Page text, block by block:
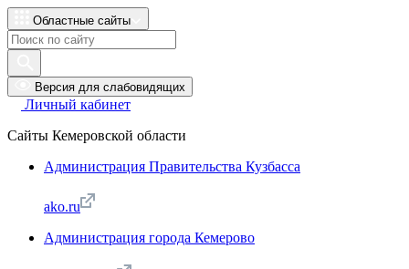
Областные сайты
Версия для слабовидящих
Личный кабинет
Сайты Кемеровской области
Администрация Правительства Кузбасса
ako.ru
Администрация города Кемерово